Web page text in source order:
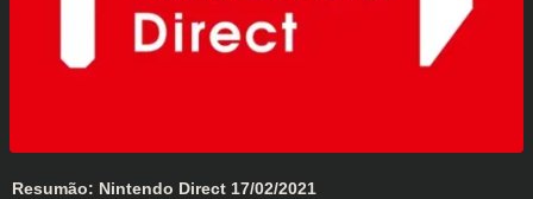
Resumão: Nintendo Direct 17/02/2021